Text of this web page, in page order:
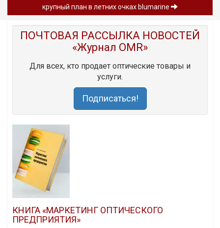
крупный план в летних очках blumarine
ПОЧТОВАЯ РАССЫЛКА НОВОСТЕЙ
«Журнал OMR»
Для всех, кто продает оптические товары и
услуги.
Подписаться!
КНИГА «МАРКЕТИНГ ОПТИЧЕСКОГО
ПРЕДПРИЯТИЯ»